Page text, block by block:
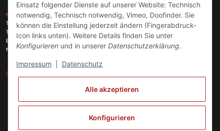
KONTAKT
Telefon:+49 (0)6074 816 08 0
Telefax:
+49 (0)6074 215 08 60
E-Mail:
info@meinhausgeraetedoc.de
Max Planck Str. 6 c, 63322 Rödermark
GESETZLICHE INFORMATIONEN
ZAHLUNGSARTEN
VERSANDARTEN
Vertrag widerrufen
Einsatz folgender Dienste auf unserer Website: Technisch
notwendig, Technisch notwendig, Vimeo, Doofinder. Sie
können die Einstellung jederzeit ändern (Fingerabdruck-
Icon links unten). Weitere Details finden Sie unter
Konfigurieren und in unserer Datenschutzerklärung.
Impressum Datenschutz
Alle akzeptieren
Konfigurieren